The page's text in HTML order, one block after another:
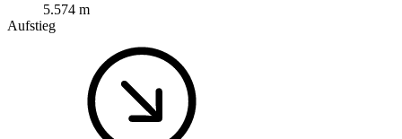
5.574 m
Aufstieg